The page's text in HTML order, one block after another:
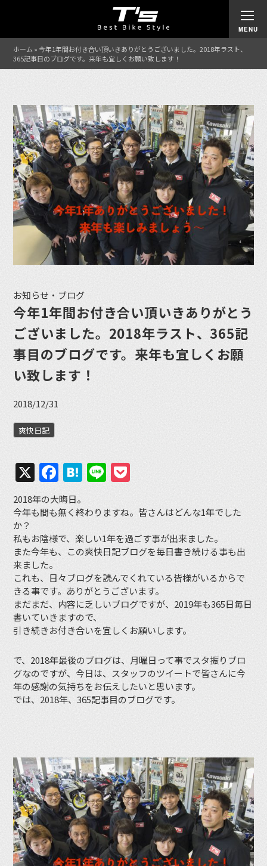
ホーム »今年1年間お付き合い頂いきありがとうございました。2018年ラスト、
365記事目のブログです。来年も宜しくお願い致します！
お知らせ・ブログ
今年1年間お付き合い頂いきありがとう
ございました。2018年ラスト、365記
事目のブログです。来年も宜しくお願
い致します！
2018/12/31
爽快日記
X Facebook
Hatena
Line
2018年の大晦日。
今年も間も無く終わりますね。皆さんはどんな1年でした
か？
私もお陰様で、楽しい1年を過ごす事が出来ました。
また今年も、この爽快日記ブログを毎日書き続ける事も出
来ました。
これも、日々ブログを読んでくれている皆様がいるからで
きる事です。ありがとうございます。
まだまだ、内容に乏しいブログですが、2019年も365日毎日
書いていきますので、
引き続きお付き合いを宜しくお願いします。
で、2018年最後のブログは、月曜日って事でスタ振りブロ
グなのですが、今日は、スタッフのツイートで皆さんに今
年の感謝の気持ちをお伝えしたいと思います。
では、2018年、365記事目のブログです。